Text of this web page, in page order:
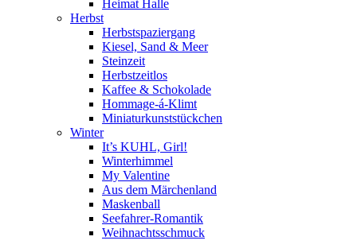
Heimat Halle
Herbst
Herbstspaziergang
Kiesel, Sand & Meer
Steinzeit
Herbstzeitlos
Kaffee & Schokolade
Hommage-á-Klimt
Miniaturkunststückchen
Winter
It’s KUHL, Girl!
Winterhimmel
My Valentine
Aus dem Märchenland
Maskenball
Seefahrer-Romantik
Weihnachtsschmuck